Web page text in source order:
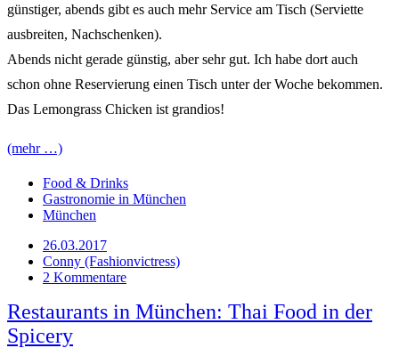
günstiger, abends gibt es auch mehr Service am Tisch (Serviette
ausbreiten, Nachschenken).
Abends nicht gerade günstig, aber sehr gut. Ich habe dort auch
schon ohne Reservierung einen Tisch unter der Woche bekommen.
Das Lemongrass Chicken ist grandios!
(mehr …)
Food & Drinks
Gastronomie in München
München
26.03.2017
Conny (Fashionvictress)
2 Kommentare
Restaurants in München: Thai Food in der
Spicery